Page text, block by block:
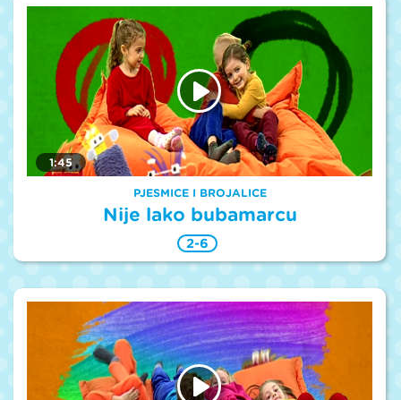
1:45
PJESMICE I BROJALICE
Nije lako bubamarcu
2-6